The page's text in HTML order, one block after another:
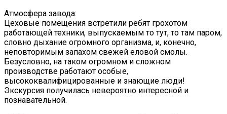
Атмосфера завода:
Цеховые помещения встретили ребят грохотом
работающей техники, выпускаемым то тут, то там паром,
словно дыхание огромного организма, и, конечно,
неповторимым запахом свежей еловой смолы.
Безусловно, на таком огромном и сложном
производстве работают особые,
высококвалифицированные и знающие люди!
Экскурсия получилась невероятно интересной и
познавательной.